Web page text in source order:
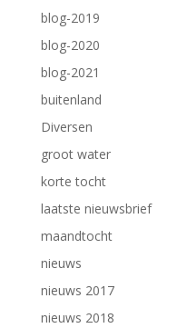
blog-2019
blog-2020
blog-2021
buitenland
Diversen
groot water
korte tocht
laatste nieuwsbrief
maandtocht
nieuws
nieuws 2017
nieuws 2018